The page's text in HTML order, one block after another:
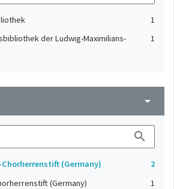
1
der Ludwig-Maximilians-
1
arrow_drop_down
search
Diessen. Augustiner-Chorherrenstift‏ (Germany)
2
(Germany)
1